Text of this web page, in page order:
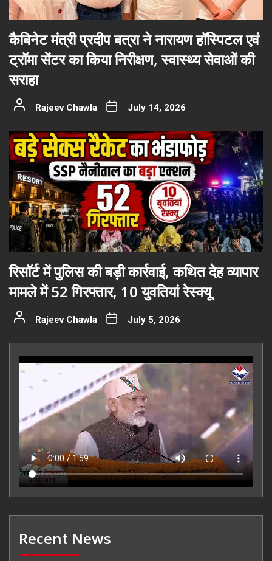
कैबिनेट मंत्री प्रदीप बत्रा ने नारायण हॉस्पिटल एवं
ट्रॉमा सेंटर का किया निरीक्षण, स्वास्थ्य सेवाओं की
सराहा
Rajeev Chawla July 14, 2026
रिसॉर्ट में पुलिस की बड़ी कार्रवाई, कथित देह व्यापार
मामले में 52 गिरफ्तार, 10 युवतियां रेस्क्यू
Rajeev Chawla July 5, 2026
Recent News